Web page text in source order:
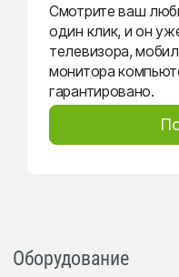
Смотрите ваш
один клик, и он
телевизора,
монитора
гарантировано.
Оборудование